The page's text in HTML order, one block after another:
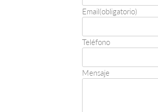
Email(obligatorio)
Teléfono
Mensaje